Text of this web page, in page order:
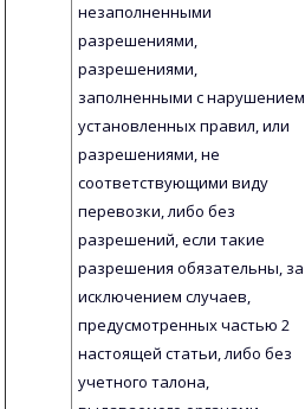
незаполненными
разрешениями,
разрешениями,
заполненными с нарушением
установленных правил, или
разрешениями, не
соответствующими виду
перевозки, либо без
разрешений, если такие
разрешения обязательны, за
исключением случаев,
предусмотренных частью 2
настоящей статьи, либо без
учетного талона,